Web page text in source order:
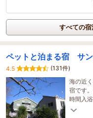
すべての宿
ペットと泊まる宿 サ
4.5
(131件)
海の近
宿です
時間入
ります